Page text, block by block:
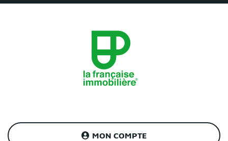
MON COMPTE